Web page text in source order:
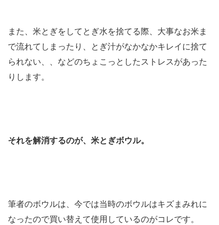
また、米とぎをしてとぎ水を捨てる際、大事なお米ま
で流れてしまったり、とぎ汁がなかなかキレイに捨て
られない、、などのちょこっとしたストレスがあった
りします。
それを解消するのが、米とぎボウル。
筆者のボウルは、今では当時のボウルはキズまみれに
なったので買い替えて使用しているのがコレです。